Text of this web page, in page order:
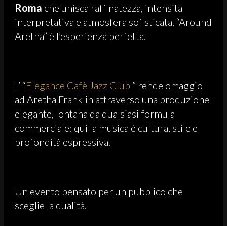
Roma che unisca raffinatezza, intensità
interpretativa e atmosfera sofisticata, “Around
Aretha” è l’esperienza perfetta.
L’ “Elegance Cafè Jazz Club ” rende omaggio
ad Aretha Franklin attraverso una produzione
elegante, lontana da qualsiasi formula
commerciale: qui la musica è cultura, stile e
profondità espressiva.
Un evento pensato per un pubblico che
sceglie la qualità.